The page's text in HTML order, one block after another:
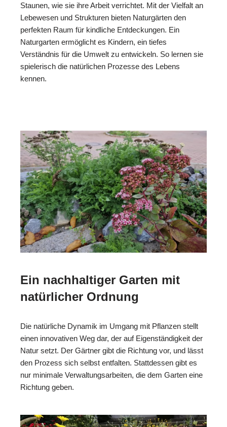
Staunen, wie sie ihre Arbeit verrichtet. Mit der Vielfalt an
Lebewesen und Strukturen bieten Naturgärten den
perfekten Raum für kindliche Entdeckungen. Ein
Naturgarten ermöglicht es Kindern, ein tiefes
Verständnis für die Umwelt zu entwickeln. So lernen sie
spielerisch die natürlichen Prozesse des Lebens
kennen.
Ein nachhaltiger Garten mit
natürlicher Ordnung
Die natürliche Dynamik im Umgang mit Pflanzen stellt
einen innovativen Weg dar, der auf Eigenständigkeit der
Natur setzt. Der Gärtner gibt die Richtung vor, und lässt
den Prozess sich selbst entfalten. Stattdessen gibt es
nur minimale Verwaltungsarbeiten, die dem Garten eine
Richtung geben.